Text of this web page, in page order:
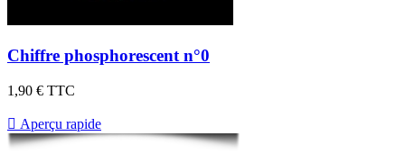
Chiffre phosphorescent n°0
1,90 € TTC
 Aperçu rapide